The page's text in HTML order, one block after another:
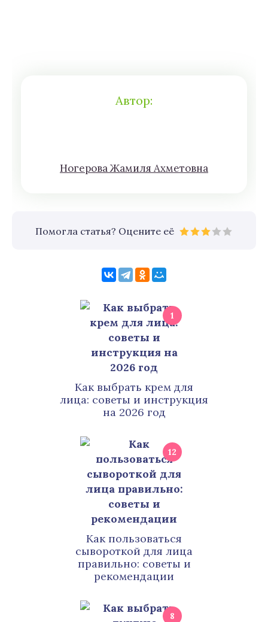
Автор:
Нoгeрова Жaмиля Aхмeтoвна
Помогла статья? Оцените её
1
Как выбрать крем для
лица: советы и инструкция
на 2026 год
12
Как пользоваться
сывороткой для лица
правильно: советы и
рекомендации
8